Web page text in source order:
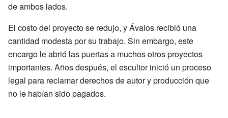
de ambos lados.
El costo del proyecto se redujo, y Ávalos recibió una
cantidad modesta por su trabajo. Sin embargo, este
encargo le abrió las puertas a muchos otros proyectos
importantes. Años después, el escultor inició un proceso
legal para reclamar derechos de autor y producción que
no le habían sido pagados.